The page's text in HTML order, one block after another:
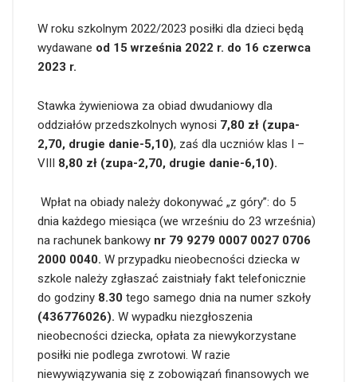
W roku szkolnym 2022/2023 posiłki dla dzieci będą
wydawane od 15 września 2022 r. do 16 czerwca
2023 r.
Stawka żywieniowa za obiad dwudaniowy dla
oddziałów przedszkolnych wynosi 7,80 zł (zupa-
2,70, drugie danie-5,10), zaś dla uczniów klas I –
VIII 8,80 zł (zupa-2,70, drugie danie-6,10).
Wpłat na obiady należy dokonywać „z góry”: do 5
dnia każdego miesiąca (we wrześniu do 23 września)
na rachunek bankowy nr 79 9279 0007 0027 0706
2000 0040. W przypadku nieobecności dziecka w
szkole należy zgłaszać zaistniały fakt telefonicznie
do godziny 8.30 tego samego dnia na numer szkoły
(436776026). W wypadku niezgłoszenia
nieobecności dziecka, opłata za niewykorzystane
posiłki nie podlega zwrotowi. W razie
niewywiązywania się z zobowiązań finansowych we